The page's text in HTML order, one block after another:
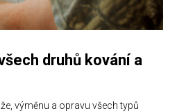
druhů kování a
výměnu a opravu všech typů